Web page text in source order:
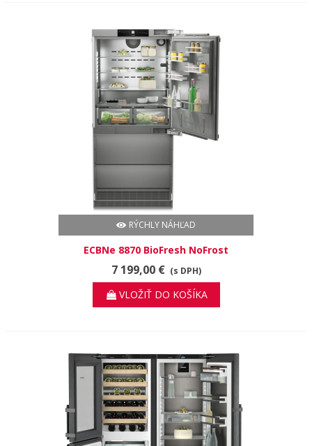
RÝCHLY NÁHĽAD
ECBNe 8870 BioFresh NoFrost
7 199,00 € (s DPH)
VLOŽIŤ DO KOŠÍKA